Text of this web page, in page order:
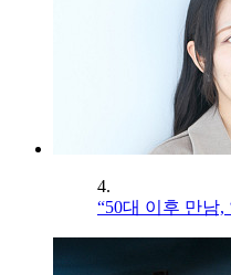
4.
“50대 이후 만남,